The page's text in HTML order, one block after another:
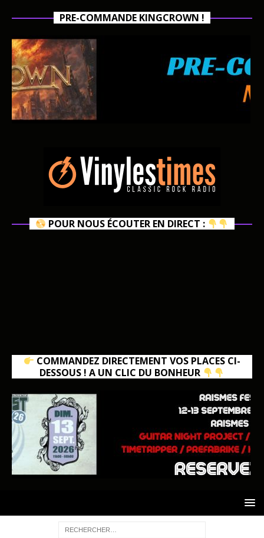
PRE-COMMANDE KINGCROWN !
POUR NOUS ÉCOUTER EN DIRECT :
COMMANDEZ DIRECTEMENT VOS PLACES CI-
DESSOUS ! A UN CLIC DU BONHEUR